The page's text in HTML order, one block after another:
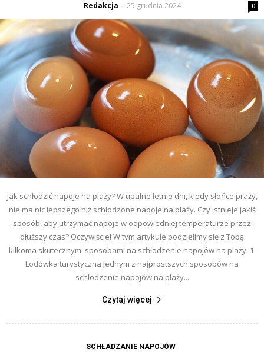
Redakcja - 25 grudnia 2024 0
Jak schłodzić napoje na plaży? W upalne letnie dni, kiedy słońce praży,
nie ma nic lepszego niż schłodzone napoje na plaży. Czy istnieje jakiś
sposób, aby utrzymać napoje w odpowiedniej temperaturze przez
dłuższy czas? Oczywiście! W tym artykule podzielimy się z Tobą
kilkoma skutecznymi sposobami na schłodzenie napojów na plaży. 1.
Lodówka turystyczna Jednym z najprostszych sposobów na
schłodzenie napojów na plaży...
Czytaj więcej
SCHŁADZANIE NAPOJÓW